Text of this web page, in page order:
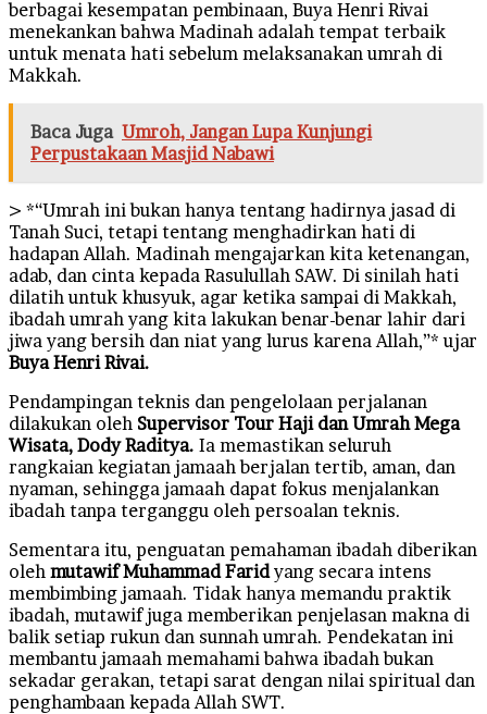
berbagai kesempatan pembinaan, Buya Henri Rivai
menekankan bahwa Madinah adalah tempat terbaik
untuk menata hati sebelum melaksanakan umrah di
Makkah.
Baca Juga Umroh, Jangan Lupa Kunjungi
Perpustakaan Masjid Nabawi
> *“Umrah ini bukan hanya tentang hadirnya jasad di
Tanah Suci, tetapi tentang menghadirkan hati di
hadapan Allah. Madinah mengajarkan kita ketenangan,
adab, dan cinta kepada Rasulullah SAW. Di sinilah hati
dilatih untuk khusyuk, agar ketika sampai di Makkah,
ibadah umrah yang kita lakukan benar-benar lahir dari
jiwa yang bersih dan niat yang lurus karena Allah,”* ujar
Buya Henri Rivai.
Pendampingan teknis dan pengelolaan perjalanan
dilakukan oleh Supervisor Tour Haji dan Umrah Mega
Wisata, Dody Raditya. Ia memastikan seluruh
rangkaian kegiatan jamaah berjalan tertib, aman, dan
nyaman, sehingga jamaah dapat fokus menjalankan
ibadah tanpa terganggu oleh persoalan teknis.
Sementara itu, penguatan pemahaman ibadah diberikan
oleh mutawif Muhammad Faridyang secara intens
membimbing jamaah. Tidak hanya memandu praktik
ibadah, mutawif juga memberikan penjelasan makna di
balik setiap rukun dan sunnah umrah. Pendekatan ini
membantu jamaah memahami bahwa ibadah bukan
sekadar gerakan, tetapi sarat dengan nilai spiritual dan
penghambaan kepada Allah SWT.